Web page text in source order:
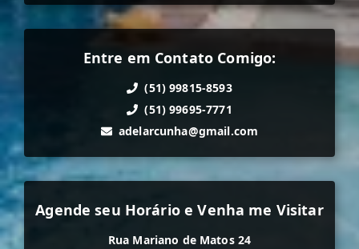
Entre em Contato Comigo:
(51) 99815-8593
(51) 99695-7771
adelarcunha@gmail.com
Agende seu Horário e Venha me Visitar
Rua Mariano de Matos 24